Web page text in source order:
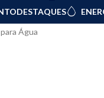
DESTAQUES
Água